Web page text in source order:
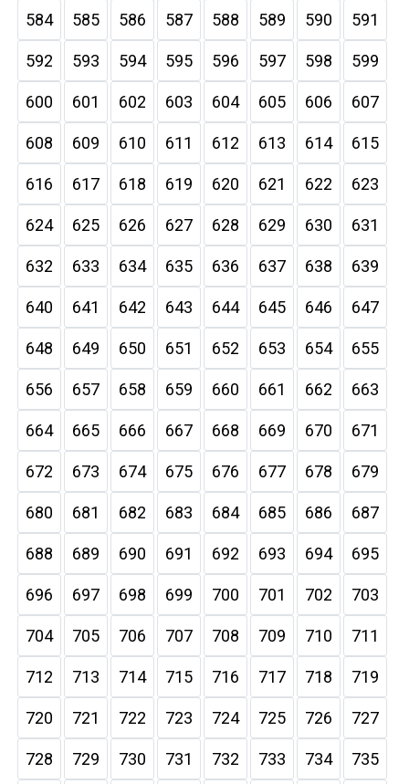
584 585 586 587 588 589 590 591
592 593 594 595 596 597 598 599
600 601 602 603 604 605 606 607
608 609 610 611 612 613 614 615
616 617 618 619 620 621 622 623
624 625 626 627 628 629 630 631
632 633 634 635 636 637 638 639
640 641 642 643 644 645 646 647
648 649 650 651 652 653 654 655
656 657 658 659 660 661 662 663
664 665 666 667 668 669 670 671
672 673 674 675 676 677 678 679
680 681 682 683 684 685 686 687
688 689 690 691 692 693 694 695
696 697 698 699 700 701 702 703
704 705 706 707 708 709 710 711
712 713 714 715 716 717 718 719
720 721 722 723 724 725 726 727
728 729 730 731 732 733 734 735